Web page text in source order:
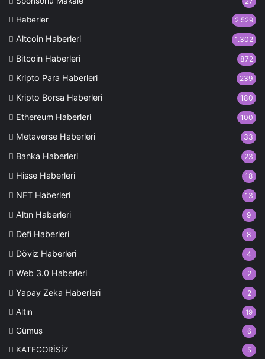
Haberler 2.529
Altcoin Haberleri 1.302
Bitcoin Haberleri 872
Kripto Para Haberleri 239
Kripto Borsa Haberleri 180
Ethereum Haberleri 100
Metaverse Haberleri 33
Banka Haberleri 23
Hisse Haberleri 18
NFT Haberleri 13
Altın Haberleri 9
Defi Haberleri 8
Döviz Haberleri 4
Web 3.0 Haberleri 2
Yapay Zeka Haberleri 2
Altın 19
Gümüş 6
KATEGORİSİZ 5